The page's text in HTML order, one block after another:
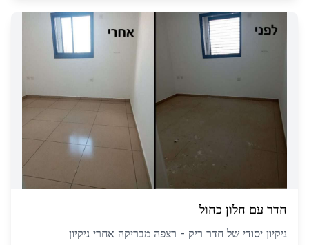
חדר עם חלון כחול
ניקיון יסודי של חדר ריק - רצפה מבריקה אחרי ניקיון